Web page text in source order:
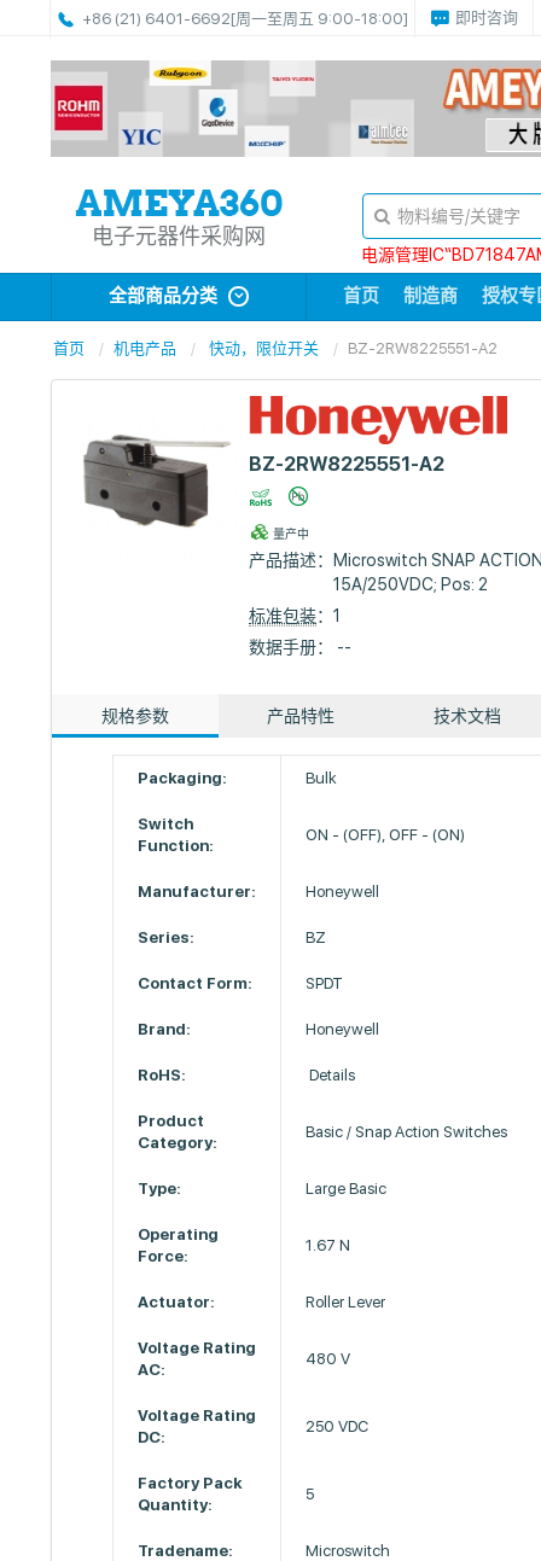
+86 (21) 6401-6692[周一至周五 9:00-18:00] 即时咨询
电子元器件采购网
电源管理
全部商品分类 首页 制造商 授权专
首页 机电产品 快动，限位开关 BZ-2RW8225551-A2
BZ-2RW8225551-A2
量产中
产品描述：
Microswitch SNAP
15A/250VDC; Pos: 2
标准包装：1
数据手册： --
规格参数 产品特性 技术文档
Packaging: Bulk
Switch
Function:
ON - (OFF), OFF - (ON)
Manufacturer: Honeywell
Series: BZ
Contact Form: SPDT
Brand: Honeywell
RoHS: Details
Product
Category:
Basic / Snap Action Switches
Type: Large Basic
Operating
Force:
1.67 N
Actuator: Roller Lever
Voltage Rating
AC:
480 V
Voltage Rating
DC:
250 VDC
Factory Pack
Quantity:
5
Tradename: Microswitch